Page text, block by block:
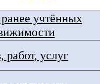
учтённых
работ, услуг